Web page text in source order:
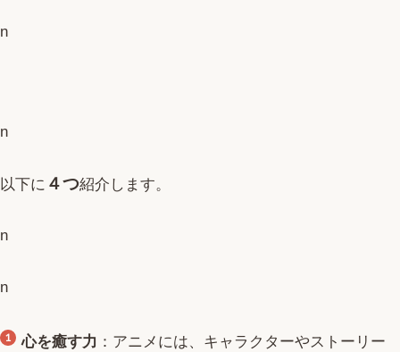
n
n
以下に ４つ紹介します。
n
n
心を癒す力 ：アニメには、キャラクターやストーリー